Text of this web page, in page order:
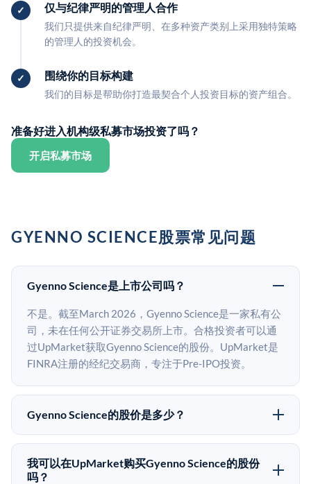
仅与纪律严明的管理人合作
我们只提供来自纪律严明、在多种资产类别上采用独特策略
的管理人的投资机会。
围绕你的目标构建
我们的目标是帮助你打造最契合个人投资目标的资产组合。
准备好进入机构级私募市场投资了吗？
开启私募市场
GYENNO SCIENCE股票常见问题
Gyenno Science是上市公司吗？
不是。截至March 2026，Gyenno Science是一家私有公
司，未在任何公开证券交易所上市。合格投资者可以通
过UpMarket获取Gyenno Science的股份。UpMarket是
FINRA注册的经纪交易商，专注于Pre-IPO投资。
Gyenno Science的股价是多少？
Gyenno Science没有公开股价，因为它是一家私有公
司。最近的已知股价来自其最近一轮融资。 二级市场上
的Pre-IPO股价可能因供需和市场条件而与最近一轮融资
我可以在UpMarket购买Gyenno Science的股份
吗？